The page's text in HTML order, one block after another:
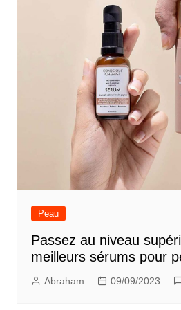
Peau
Passez au niveau
meilleurs sérums pour
Abraham 09/09/2023